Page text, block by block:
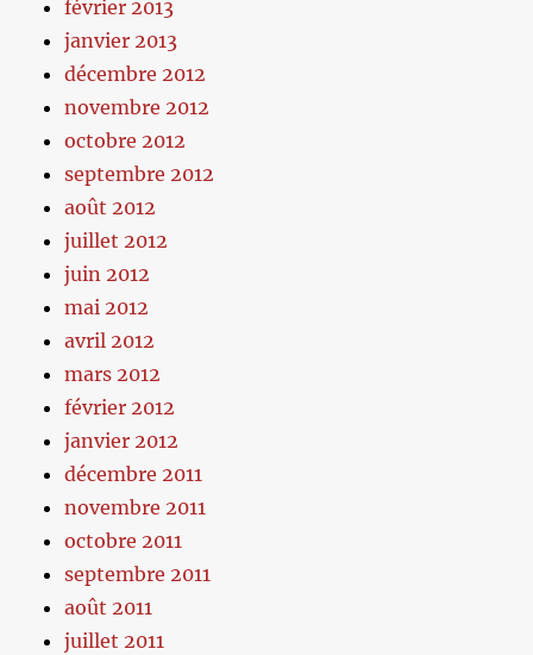
février 2013
janvier 2013
décembre 2012
novembre 2012
octobre 2012
septembre 2012
août 2012
juillet 2012
juin 2012
mai 2012
avril 2012
mars 2012
février 2012
janvier 2012
décembre 2011
novembre 2011
octobre 2011
septembre 2011
août 2011
juillet 2011